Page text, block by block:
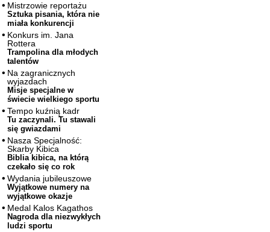
Mistrzowie reportażu
Sztuka pisania, która nie
miała konkurencji
Konkurs im. Jana
Rottera
Trampolina dla młodych
talentów
Na zagranicznych
wyjazdach
Misje specjalne w
świecie wielkiego sportu
Tempo kuźnią kadr
Tu zaczynali. Tu stawali
się gwiazdami
Nasza Specjalność:
Skarby Kibica
Biblia kibica, na którą
czekało się co rok
Wydania jubileuszowe
Wyjątkowe numery na
wyjątkowe okazje
Medal Kalos Kagathos
Nagroda dla niezwykłych
ludzi sportu